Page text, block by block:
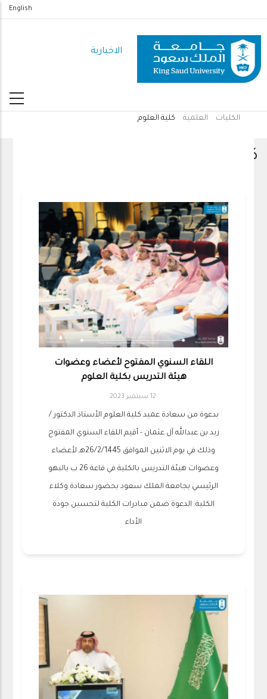
المحتوى
الرئيسي
English
الاخبارية
التنقل
الكليات العلمية كلية العلوم
كلية العلوم
اللقاء السنوي المفتوح لأعضاء وعضوات
هيئة التدريس بكلية العلوم
12 سبتمبر 2023
بدعوة من سعادة عميد كلية العلوم الأستاذ الدكتور /
زيد بن عبدالله آل عثمان - أقيم اللقاء السنوي المفتوح
وذلك في يوم الاثنين الموافق 26/2/1445هـ لأعضاء
وعضوات هيئة التدريس بالكلية في قاعة 26 ب بالبهو
الرئيسي بجامعة الملك سعود بحضور سعادة وكلاء
الكلية. الدعوة ضمن مبادرات الكلية لتحسين جودة
الأداء